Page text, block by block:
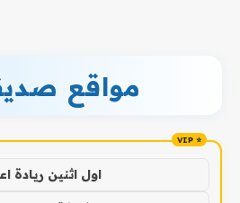
مواقع
اول اثنين ريادة